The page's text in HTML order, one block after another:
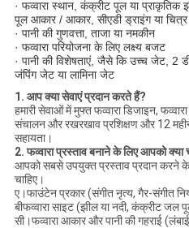
· फव्वारा स्थान, कंक्रीट पूल या प्राकृतिक
पूल आकार / आकार, सीएडी ड्राइंग या चित्र
· पानी की गुणवत्ता, ताजा या नमकीन
· फव्वारा परियोजना के लिए लक्ष्य बजट
· पानी की विशेषताएं, जैसे कि उच्च जेट, 2 डी
जंपिंग जेट या लामिना जेट
1. आप क्या सेवाएं प्रदान करते हैं?
हमारी सेवाओं में मुफ्त फव्वारा डिजाइन,
संचालन और रखरखाव प्रशिक्षण और 12
सहायता।
2. फव्वारा प्रस्ताव बनाने के लिए आपको क्या
आपको सबसे उपयुक्त प्रस्ताव प्रदान करने के
चाहिए।
ए।फाउंटेन प्रकार (संगीत नृत्य, गैर-संगीत
बीफव्वारा साइट (झील या नदी, कंक्रीट जल
सी।फव्वारा आकार और पानी की गहराई